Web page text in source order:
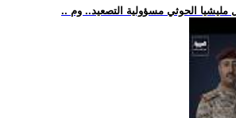
مليشيا الحوثي مسؤولية التصعيد.. وم